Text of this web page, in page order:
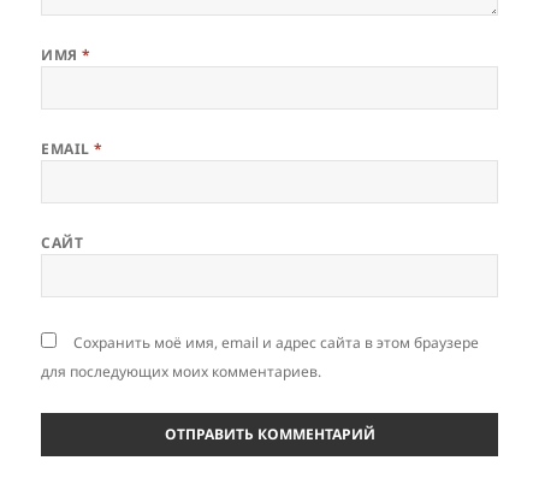
ИМЯ*
EMAIL*
САЙТ
Сохранить моё имя, email и адрес сайта в этом браузере
для последующих моих комментариев.